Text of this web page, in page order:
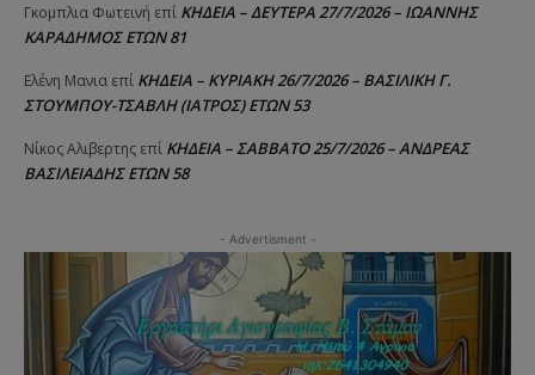
Γκομπλια Φωτεινή επί ΚΗΔΕΙΑ – ΔΕΥΤΕΡΑ 27/7/2026 – ΙΩΑΝΝΗΣ
ΚΑΡΑΔΗΜΟΣ ΕΤΩΝ 81
Ελένη Μανια επί ΚΗΔΕΙΑ – ΚΥΡΙΑΚΗ 26/7/2026 – ΒΑΣΙΛΙΚΗ Γ.
ΣΤΟΥΜΠΟΥ-ΤΣΑΒΛΗ (ΙΑΤΡΟΣ) ΕΤΩΝ 53
Νίκος Αλιβερτης επί ΚΗΔΕΙΑ – ΣΑΒΒΑΤΟ 25/7/2026 – ΑΝΔΡΕΑΣ
ΒΑΣΙΛΕΙΑΔΗΣ ΕΤΩΝ 58
- Advertisment -